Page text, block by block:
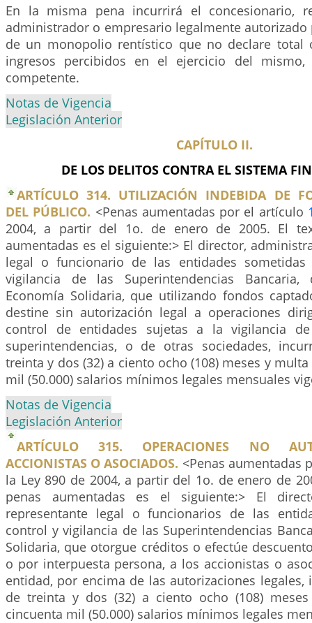
En la misma pena incurrirá el concesionario,
administrador o empresario legalmente
de un monopolio rentístico que no declare total
ingresos percibidos en el ejercicio del
competente.
Notas de Vigencia
Legislación Anterior
CAPÍTULO II.
DE LOS DELITOS CONTRA EL SISTEMA
ARTÍCULO 314. UTILIZACIÓN INDEBIDA DE
DEL PÚBLICO. <Penas aumentadas por el artículo
2004, a partir del 1o. de enero de 2005. El
aumentadas es el siguiente:> El director,
legal o funcionario de las entidades
vigilancia de las Superintendencias
Economía Solidaria, que utilizando fondos
destine sin autorización legal a operaciones
control de entidades sujetas a la vigilancia
superintendencias, o de otras sociedades,
treinta y dos (32) a ciento ocho (108) meses y
mil (50.000) salarios mínimos legales mensuales
Notas de Vigencia
Legislación Anterior
ARTÍCULO 315. OPERACIONES NO
ACCIONISTAS O ASOCIADOS. <Penas aumentadas
la Ley 890 de 2004, a partir del 1o. de enero de
penas aumentadas es el siguiente:> El
representante legal o funcionarios de las
control y vigilancia de las Superintendencias
Solidaria, que otorgue créditos o efectúe
o por interpuesta persona, a los accionistas o
entidad, por encima de las autorizaciones
de treinta y dos (32) a ciento ocho (108)
cincuenta mil (50.000) salarios mínimos legales